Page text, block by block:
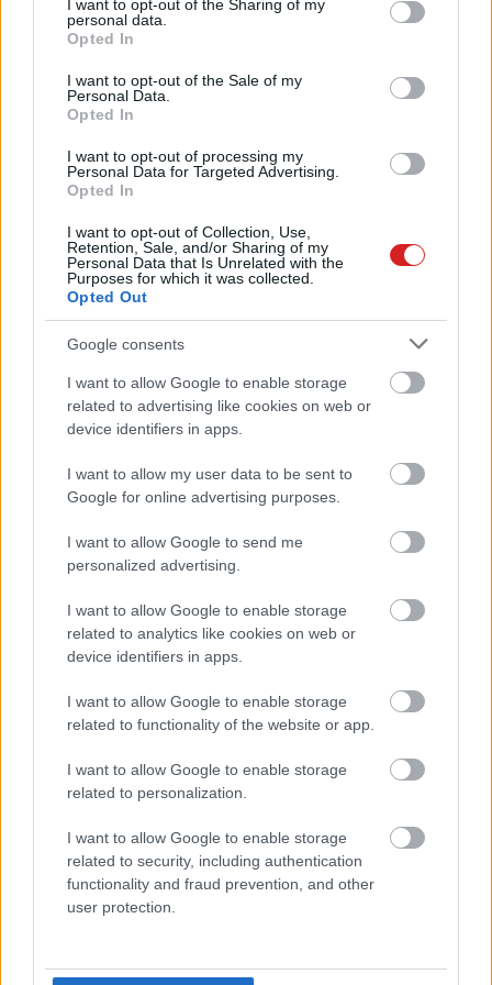
not limited to your visit or usage behaviour. You may click to
grant or deny consent to Google and its third-party tags to
use your data for below specified purposes in below Google
consent section.
I want to opt-out of the Sharing of my
personal data.
Opted In
I want to opt-out of the Sale of my
Personal Data.
Opted In
I want to opt-out of processing my
Personal Data for Targeted Advertising.
Opted In
I want to opt-out of Collection, Use,
Retention, Sale, and/or Sharing of my
Personal Data that Is Unrelated with the
Purposes for which it was collected.
Opted Out
Google consents
I want to allow Google to enable storage
related to advertising like cookies on web or
device identifiers in apps.
I want to allow my user data to be sent to
Google for online advertising purposes.
I want to allow Google to send me
personalized advertising.
I want to allow Google to enable storage
related to analytics like cookies on web or
device identifiers in apps.
I want to allow Google to enable storage
related to functionality of the website or app.
I want to allow Google to enable storage
related to personalization.
I want to allow Google to enable storage
related to security, including authentication
functionality and fraud prevention, and other
user protection.